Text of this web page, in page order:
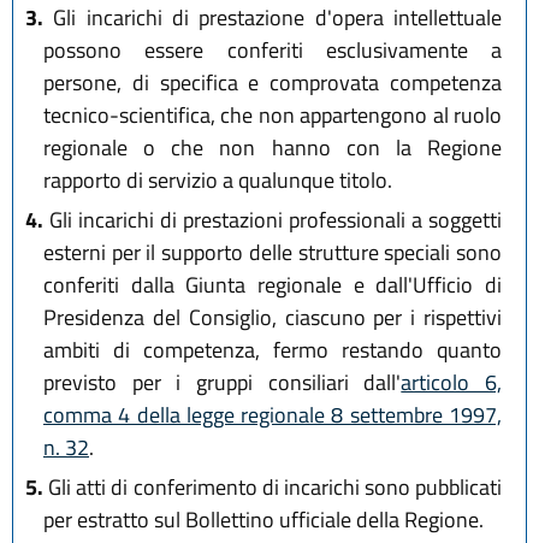
3. Gli incarichi di prestazione d'opera intellettuale
possono essere conferiti esclusivamente a
persone, di specifica e comprovata competenza
tecnico-scientifica, che non appartengono al ruolo
regionale o che non hanno con la Regione
rapporto di servizio a qualunque titolo.
4. Gli incarichi di prestazioni professionali a soggetti
esterni per il supporto delle strutture speciali sono
conferiti dalla Giunta regionale e dall'Ufficio di
Presidenza del Consiglio, ciascuno per i rispettivi
ambiti di competenza, fermo restando quanto
previsto per i gruppi consiliari dall'articolo 6,
comma 4 della legge regionale 8 settembre 1997,
n. 32.
5. Gli atti di conferimento di incarichi sono pubblicati
per estratto sul Bollettino ufficiale della Regione.